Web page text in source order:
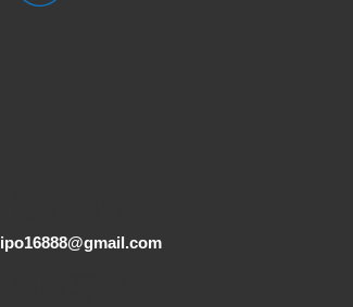
ipo16888@gmail.com